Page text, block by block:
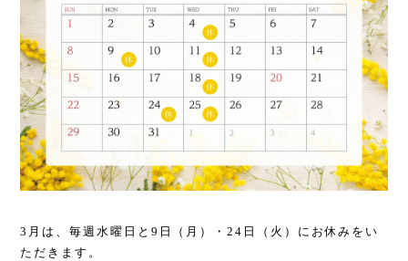
3月は、毎週水曜日と9日（月）・24日（火）にお休みをい
ただきます。